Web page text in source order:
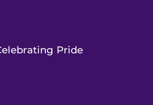
Celebrating Pride